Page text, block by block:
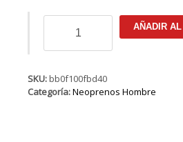
ION
Monoshorty
0.5
cantidad
AÑADIR
SKU:bb0f100fbd40
Categoría:Neoprenos Hombre